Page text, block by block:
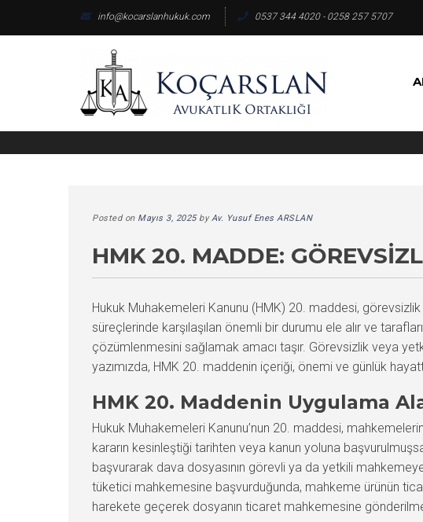
info@kocarslanhukuk.com 0537 344 4020 - 0258 257 5707
Posted on Mayıs 3, 2025byAv. Yusuf Enes ARSLAN
HMK 20. MADDE:
Hukuk Muhakemeleri Kanunu (HMK) 20. maddesi,
süreçlerinde karşılaşılan önemli bir durumu ele alır ve
çözümlenmesini sağlamak amacı taşır. Görevsizlik veya
yazımızda, HMK 20. maddenin içeriği, önemi ve günlük
HMK 20. Maddenin Uygulama
Hukuk Muhakemeleri Kanunu’nun 20. maddesi,
kararın kesinleştiği tarihten veya kanun yoluna
başvurarak dava dosyasının görevli ya da yetkili
tüketici mahkemesine başvurduğunda, mahkeme ürünün
harekete geçerek dosyanın ticaret mahkemesine